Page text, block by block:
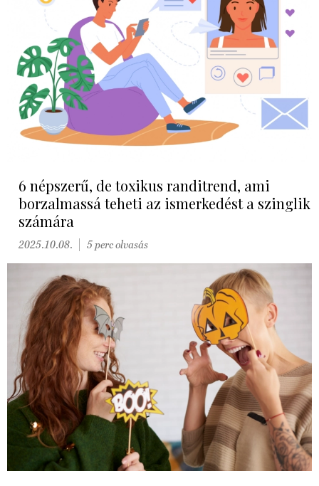
6 népszerű, de toxikus randitrend, ami
borzalmassá teheti az ismerkedést a szinglik
számára
2025.10.08. 5 perc olvasás